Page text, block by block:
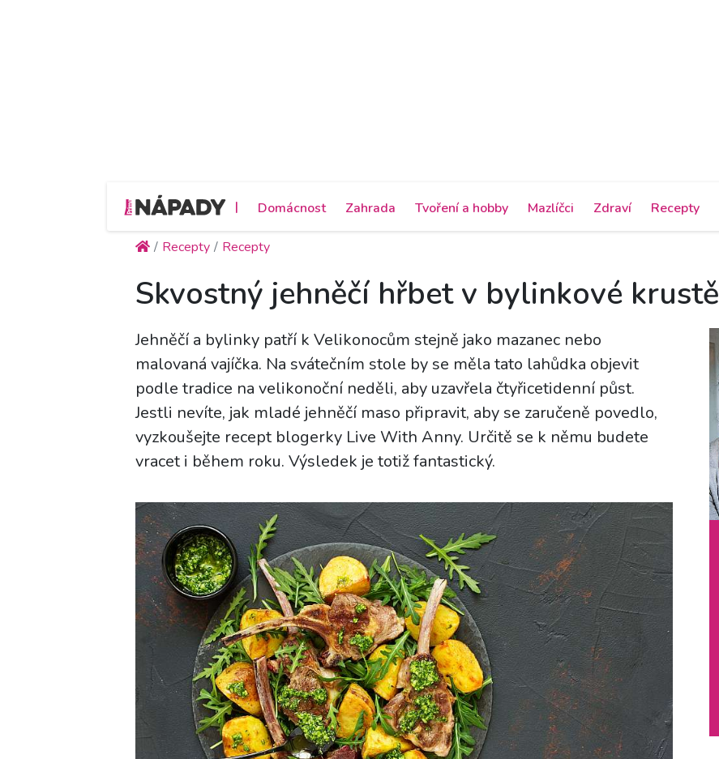
| Domácnost Zahrada Tvoření a hobby Mazlíčci Zdraví Recepty
Recepty Recepty
Skvostný jehněčí hřbet v bylinkové krustě
Jehněčí a bylinky patří k Velikonocům stejně jako mazanec nebo
malovaná vajíčka. Na svátečním stole by se měla tato lahůdka objevit
podle tradice na velikonoční neděli, aby uzavřela čtyřicetidenní půst.
Jestli nevíte, jak mladé jehněčí maso připravit, aby se zaručeně povedlo,
vyzkoušejte recept blogerky Live With Anny. Určitě se k němu budete
vracet i během roku. Výsledek je totiž fantastický.